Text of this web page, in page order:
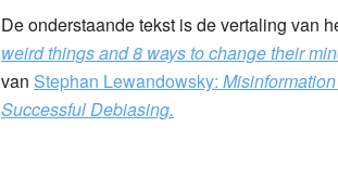
De onderstaande tekst is de vertaling van
weird things and 8 ways to change their
van Stephan Lewandowsky:
Successful Debiasing.